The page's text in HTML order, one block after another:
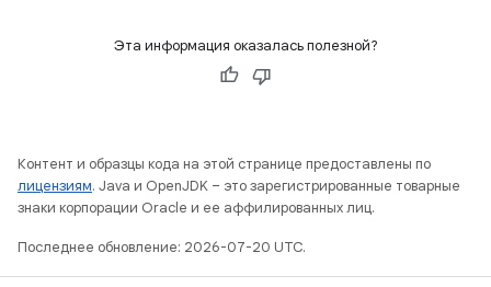
Эта информация оказалась полезной?
Контент и образцы кода на этой странице предоставлены по
лицензиям. Java и OpenJDK – это зарегистрированные товарные
знаки корпорации Oracle и ее аффилированных лиц.
Последнее обновление: 2026-07-20 UTC.